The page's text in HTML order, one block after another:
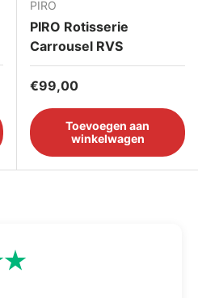
PIRO
PIRO Rotisserie
Carrousel RVS
Reguliere prijs
€99,00
Toevoegen aan
winkelwagen